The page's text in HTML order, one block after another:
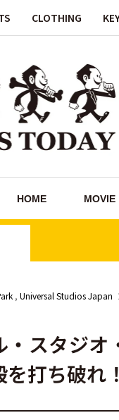
CLOTHING
HOME MOVIE
, Universal Studios Japan
・スタジオ
打ち破れ